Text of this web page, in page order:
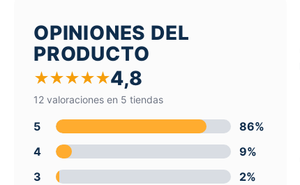
OPINIONES DEL
PRODUCTO
★★★★★4,8
12 valoraciones en 5 tiendas
5
86%
4
9%
3
2%